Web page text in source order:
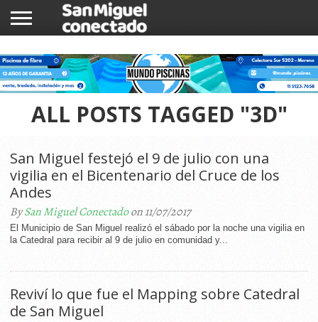
NOTICIAS
COMUNIDAD
COMERCIOS
ALL POSTS TAGGED "3D"
San Miguel festejó el 9 de julio con una
vigilia en el Bicentenario del Cruce de los
Andes
BySan Miguel Conectadoon 11/07/2017
El Municipio de San Miguel realizó el sábado por la noche una vigilia en
la Catedral para recibir al 9 de julio en comunidad y...
Reviví lo que fue el Mapping sobre Catedral
de San Miguel